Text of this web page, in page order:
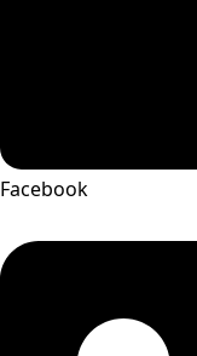
Facebook